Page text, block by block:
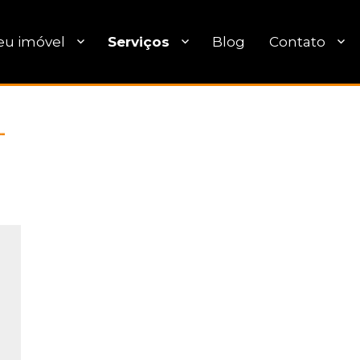
imóvel Serviços Blog Contato